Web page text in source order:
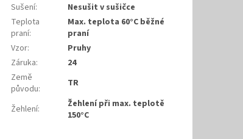
Sušení:
Nesušit v sušičce
Teplota
praní:
Max. teplota 60°C běžné
praní
Vzor:
Pruhy
Záruka:
24
Země
původu: TR
Žehlení:
Žehlení při max. teplotě
150°C